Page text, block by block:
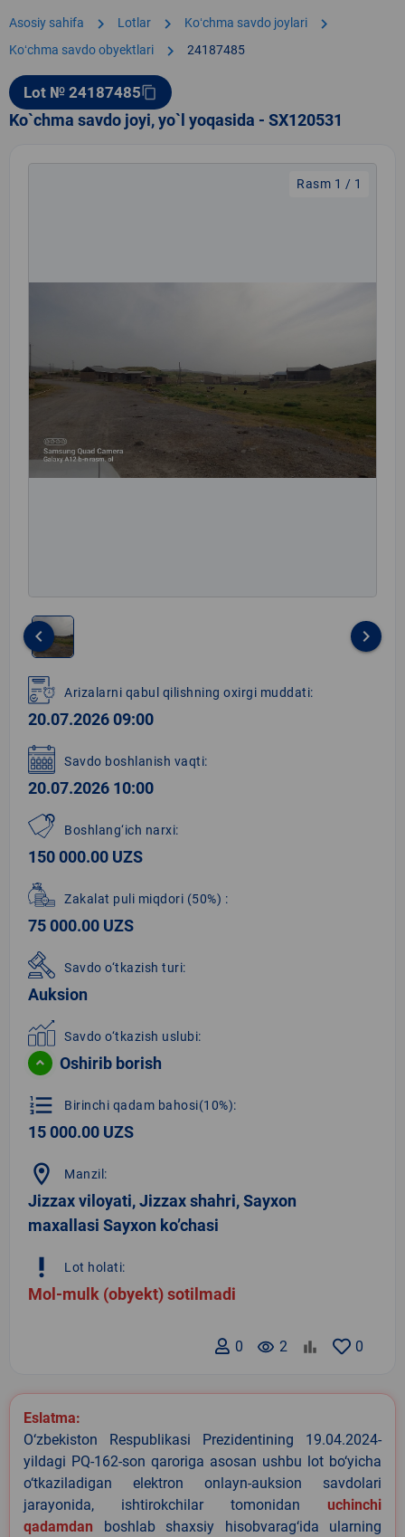
Asosiy sahifa chevron_right Lotlar chevron_right Koʻchma savdo joylari chevron_right
Koʻchma savdo obyektlari chevron_right 24187485
Lot № 24187485content_copy
Ko`chma savdo joyi, yo`l yoqasida - SX120531
Rasm 1 / 1
1
of
1
keyboard_arrow_left keyboard_arrow_right
Arizalarni qabul qilishning oxirgi muddati:
20.07.2026 09:00
Savdo boshlanish vaqti:
20.07.2026 10:00
Boshlang‘ich narxi:
150 000.00 UZS
Zakalat puli miqdori (50%) :
75 000.00 UZS
Savdo o‘tkazish turi:
Auksion
Savdo o‘tkazish uslubi:
Oshirib borish
format_list_numbered Birinchi qadam bahosi(10%):
15 000.00 UZS
location_on Manzil:
Jizzax viloyati, Jizzax shahri, Sayxon
maxallasi Sayxon ko’chasi
priority_high Lot holati:
Mol-mulk (obyekt) sotilmadi
0
remove_red_eye 2
0
Eslatma:
O‘zbekiston Respublikasi Prezidentining 19.04.2024-
yildagi PQ-162-son qaroriga asosan ushbu lot bo‘yicha
o‘tkaziladigan elektron onlayn-auksion savdolari
jarayonida, ishtirokchilar tomonidan uchinchi
qadamdan boshlab shaxsiy hisobvarag‘ida ularning